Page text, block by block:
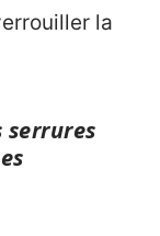
la
serrures